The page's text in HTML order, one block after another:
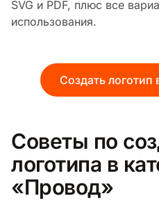
SVG и PDF, плюс все
использования.
Создать
Советы по
логотипа в
«Провод»